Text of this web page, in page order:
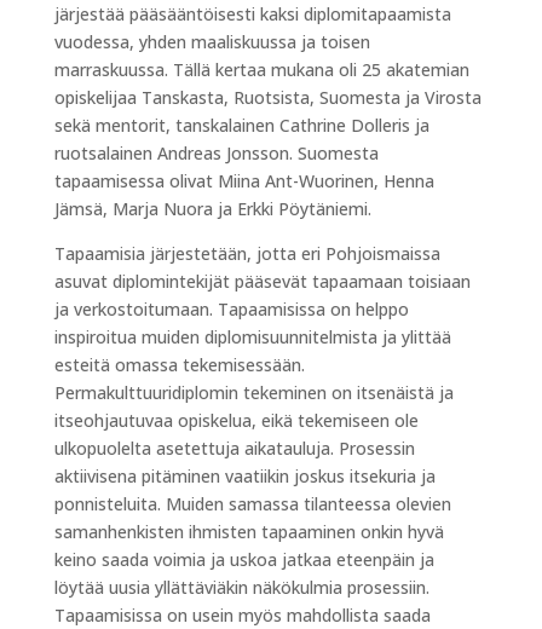
järjestää pääsääntöisesti kaksi diplomitapaamista
vuodessa, yhden maaliskuussa ja toisen
marraskuussa. Tällä kertaa mukana oli 25 akatemian
opiskelijaa Tanskasta, Ruotsista, Suomesta ja Virosta
sekä mentorit, tanskalainen Cathrine Dolleris ja
ruotsalainen Andreas Jonsson. Suomesta
tapaamisessa olivat Miina Ant-Wuorinen, Henna
Jämsä, Marja Nuora ja Erkki Pöytäniemi.
Tapaamisia järjestetään, jotta eri Pohjoismaissa
asuvat diplomintekijät pääsevät tapaamaan toisiaan
ja verkostoitumaan. Tapaamisissa on helppo
inspiroitua muiden diplomisuunnitelmista ja ylittää
esteitä omassa tekemisessään.
Permakulttuuridiplomin tekeminen on itsenäistä ja
itseohjautuvaa opiskelua, eikä tekemiseen ole
ulkopuolelta asetettuja aikatauluja. Prosessin
aktiivisena pitäminen vaatiikin joskus itsekuria ja
ponnisteluita. Muiden samassa tilanteessa olevien
samanhenkisten ihmisten tapaaminen onkin hyvä
keino saada voimia ja uskoa jatkaa eteenpäin ja
löytää uusia yllättäviäkin näkökulmia prosessiin.
Tapaamisissa on usein myös mahdollista saada